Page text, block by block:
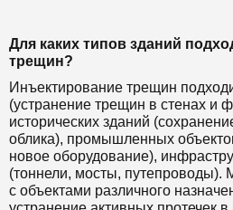
Для каких типов зданий
трещин?
Инъектирование трещин
(устранение трещин в стенах и
исторических зданий
облика), промышленных
новое оборудование),
(тоннели, мосты,
с объектами различного